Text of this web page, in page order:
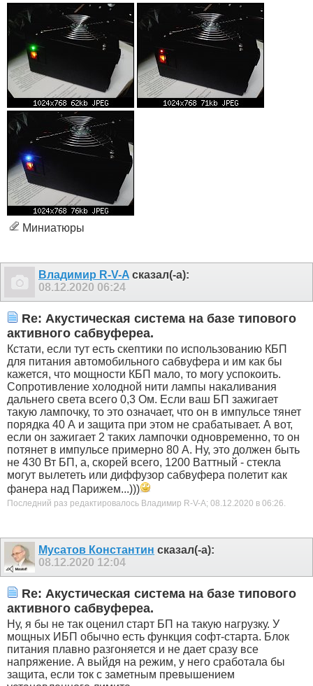
Миниатюры
Владимир R-V-A сказал(-а):
08.12.2020 06:24
Re: Акустическая система на базе типового
активного сабвуфереа.
Кстати, если тут есть скептики по использованию КБП
для питания автомобильного сабвуфера и им как бы
кажется, что мощности КБП мало, то могу успокоить.
Сопротивление холодной нити лампы накаливания
дальнего света всего 0,3 Ом. Если ваш БП зажигает
такую лампочку, то это означает, что он в импульсе тянет
порядка 40 А и защита при этом не срабатывает. А вот,
если он зажигает 2 таких лампочки одновременно, то он
потянет в импульсе примерно 80 А. Ну, это должен быть
не 430 Вт БП, а, скорей всего, 1200 Ваттный - стекла
могут вылететь или диффузор сабвуфера полетит как
фанера над Парижем...)))
Последний раз редактировалось Владимир R-V-A; 08.12.2020 в 06:26
Мусатов Константин сказал(-а):
08.12.2020 12:04
Re: Акустическая система на базе типового
активного сабвуфереа.
Ну, я бы не так оценил старт БП на такую нагрузку. У
мощных ИБП обычно есть функция софт-старта. Блок
питания плавно разгоняется и не дает сразу все
напряжение. А выйдя на режим, у него сработала бы
защита, если ток с заметным превышением